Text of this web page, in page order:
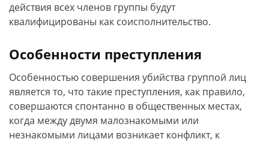
действия всех членов группы будут
квалифицированы как соисполнительство.
Особенности преступления
Особенностью совершения убийства группой лиц
является то, что такие преступления, как правило,
совершаются спонтанно в общественных местах,
когда между двумя малознакомыми или
незнакомыми лицами возникает конфликт, к